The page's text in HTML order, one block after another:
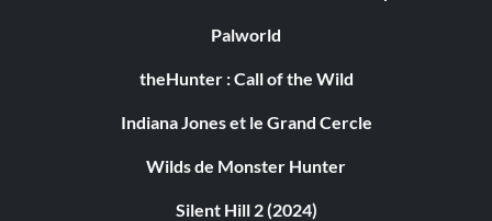
Palworld
theHunter : Call of the Wild
Indiana Jones et le Grand Cercle
Wilds de Monster Hunter
Silent Hill 2 (2024)